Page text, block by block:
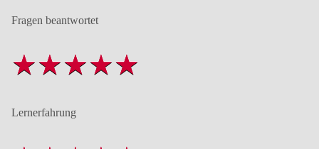
Fragen beantwortet
Lernerfahrung